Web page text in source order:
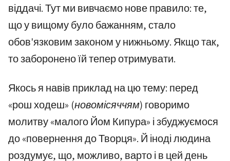
віддачі. Тут ми вивчаємо нове правило: те,
що у вищому було бажанням, стало
обов'язковим законом у нижньому. Якщо так,
то заборонено їй тепер отримувати.
Якось я навів приклад на цю тему: перед
«рош ходеш» (новомісяччям) говоримо
молитву «малого Йом Кипура» і збуджуємося
до «повернення до Творця». Й іноді людина
роздумує, що, можливо, варто і в цей день